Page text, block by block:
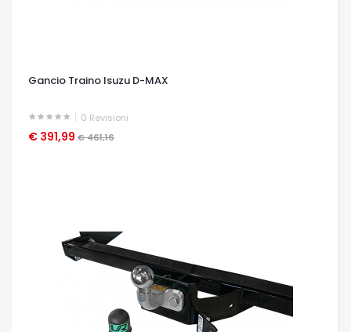
Gancio Traino Isuzu D-MAX
0 Revisioni
€ 391,99 € 461,16
OCCHIATA VELOCE